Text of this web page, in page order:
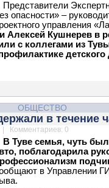
Представители
опасности» –
управления
Алексей Кушнерев в
с коллегами из
ОБЩЕСТВО
в течение
Комментариев: 0
В Туве семья, чуть
поблагодарила
в Управлении